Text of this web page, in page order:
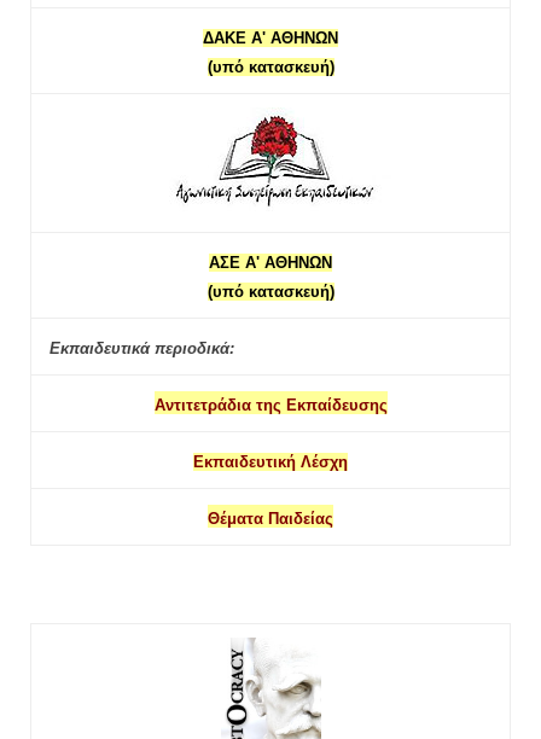
ΔΑΚΕ Α' ΑΘΗΝΩΝ
(υπό κατασκευή)
ΑΣΕ Α' ΑΘΗΝΩΝ
(υπό κατασκευή)
Εκπαιδευτικά περιοδικά:
Αντιτετράδια της Εκπαίδευσης
Εκπαιδευτική Λέσχη
Θέματα Παιδείας